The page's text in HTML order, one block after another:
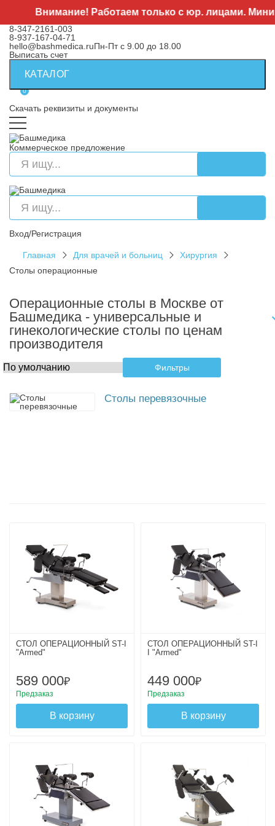
Внимание! Работаем только с юр. лицами.
8-347-2161-003
8-937-167-04-71
hello@bashmedica.ruПн-Пт с 9.00 до 18.00
Выписать счет
КАТАЛОГ
0
Скачать реквизиты и документы
Коммерческое предложение
Вход/Регистрация
Главная Для врачей и больниц
Хирургия
Столы операционные
Операционные столы в Москве от
Башмедика - универсальные и
гинекологические столы по ценам
производителя
Фильтры
Столы перевязочные
СТОЛ ОПЕРАЦИОННЫЙ ST-I
"Armed"
589 000₽
Предзаказ
В корзину
СТОЛ ОПЕРАЦИОННЫЙ ST-I
I "Armed"
449 000₽
Предзаказ
В корзину